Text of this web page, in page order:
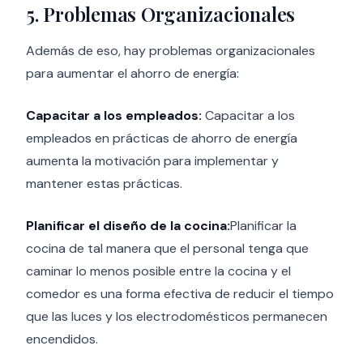
5. Problemas Organizacionales
Además de eso, hay problemas organizacionales
para aumentar el ahorro de energía:
Capacitar a los empleados: Capacitar a los
empleados en prácticas de ahorro de energía
aumenta la motivación para implementar y
mantener estas prácticas.
Planificar el diseño de la cocina:Planificar la
cocina de tal manera que el personal tenga que
caminar lo menos posible entre la cocina y el
comedor es una forma efectiva de reducir el tiempo
que las luces y los electrodomésticos permanecen
encendidos.